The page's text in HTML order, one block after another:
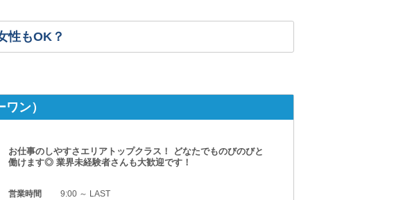
性もOK？
ン）
お仕事のしやすさエリアトップクラス！ どなたでものびのびと
働けます◎ 業界未経験者さんも大歓迎です！
営業時間
9:00 ～ LAST